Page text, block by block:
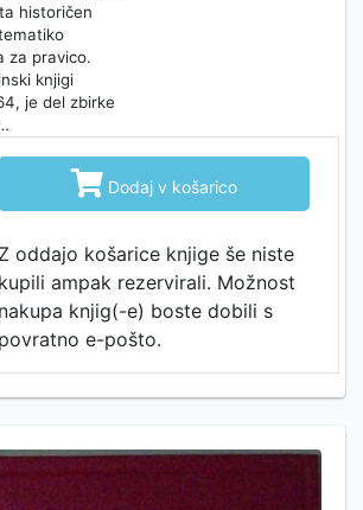
historičen
za pravico.
knjigi
je del zbirke
 Dodaj v košarico
Z oddajo košarice knjige še niste
kupili ampak rezervirali. Možnost
nakupa knjig(-e) boste dobili s
povratno e-pošto.